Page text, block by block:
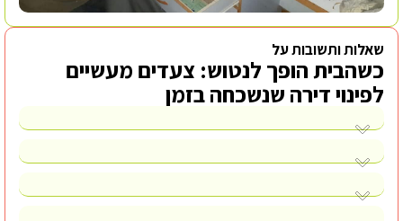
שאלות ותשובות על
כשהבית הופך לנטוש: צעדים מעשיים
לפינוי דירה שנשכחה בזמן